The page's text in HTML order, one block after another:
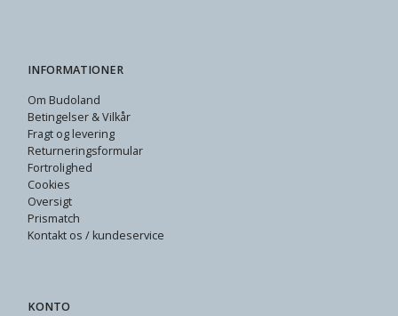
INFORMATIONER
Om Budoland
Betingelser & Vilkår
Fragt og levering
Returneringsformular
Fortrolighed
Cookies
Oversigt
Prismatch
Kontakt os / kundeservice
KONTO